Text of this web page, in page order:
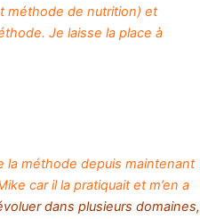
méthode de nutrition) et
Je laisse la place à
la méthode depuis maintenant
car il la pratiquait et m’en a
dans plusieurs domaines,